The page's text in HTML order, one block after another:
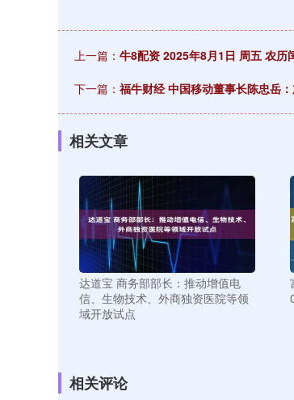
上一篇： 牛8配资 2025年8月1日 周五 农历
下一篇： 福牛财经 中国移动董事长陈忠岳
相关文章
达道宝 商务部部长：推动增值电
信、生物技术、外商独资医院等领
域开放试点
相关评论